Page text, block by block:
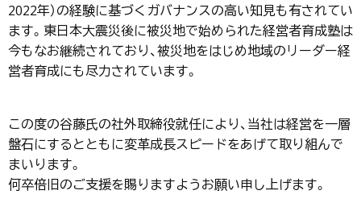
2022年）の経験に基づくガバナンスの高い知見も有されてい
ます。東日本大震災後に被災地で始められた経営者育成塾は
今もなお継続されており、被災地をはじめ地域のリーダー経
営者育成にも尽力されています。
この度の谷藤氏の社外取締役就任により、当社は経営を一層
盤石にするとともに変革成長スピードをあげて取り組んで
まいります。
何卒倍旧のご支援を賜りますようお願い申し上げます。